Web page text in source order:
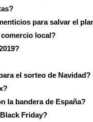
para salvar el
local?
el sorteo de Navidad?
la bandera de España?
Friday?